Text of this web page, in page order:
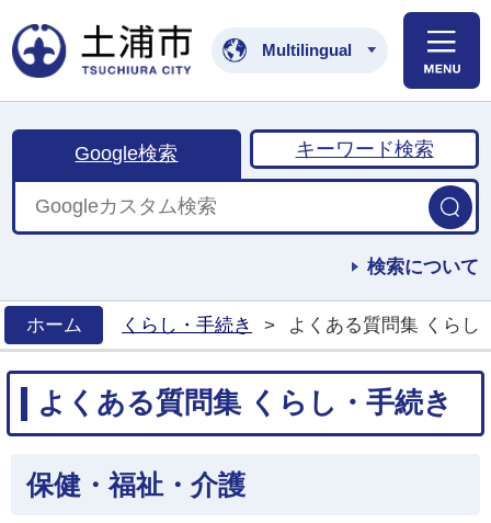
土浦市公式ホームペ
Multilingual
Google検索 キーワード検索
検索について
ホーム
くらし・手続き > よくある質問集 くらし
よくある質問集 くらし・手続き
保健・福祉・介護